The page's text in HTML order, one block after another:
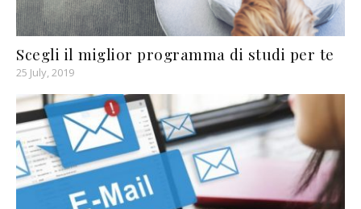
Scegli il miglior programma di studi per te
25 July, 2019